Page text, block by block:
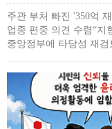
주관 부처 빠진 '350억
업종 편중 의견 수렴“지
중앙정부에 타당성 재